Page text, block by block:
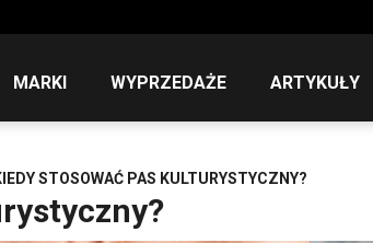
MARKI WYPRZEDAŻE ARTYKUŁY
STOSOWAĆ PAS KULTURYSTYCZNY?